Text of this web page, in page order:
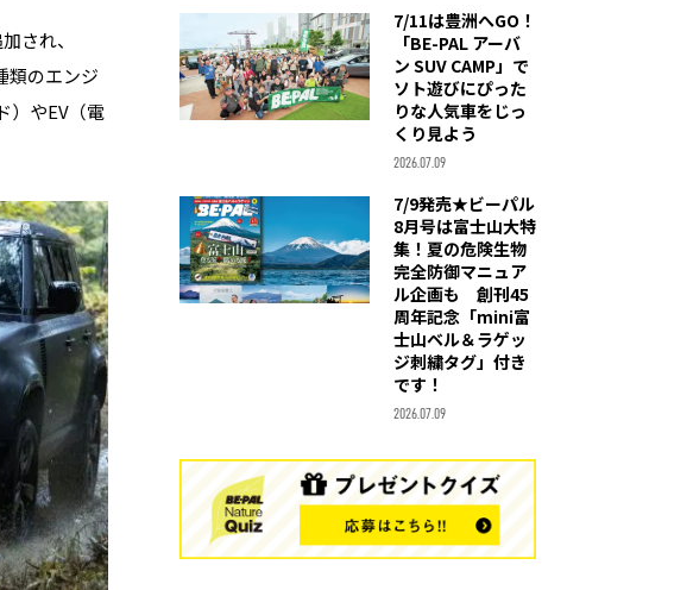
され、
類のエンジ
）やEV （電
7/11は豊洲へGO！
「BE-PAL アーバ
ン SUV CAMP」で
ソト遊びにぴった
りな人気車をじっ
くり見よう
2026.07.09
7/9発売★ビーパル
8月号は富士山大特
集！夏の危険生物
完全防御マニュア
ル企画も 創刊45
周年記念「mini富
士山ベル＆ラゲッ
ジ刺繍タグ」付き
です！
2026.07.09